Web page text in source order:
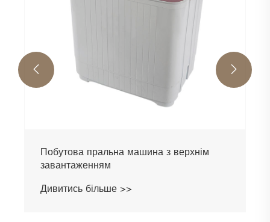
Побутова пральна машина з верхнім
завантаженням
Дивитись більше >>
 